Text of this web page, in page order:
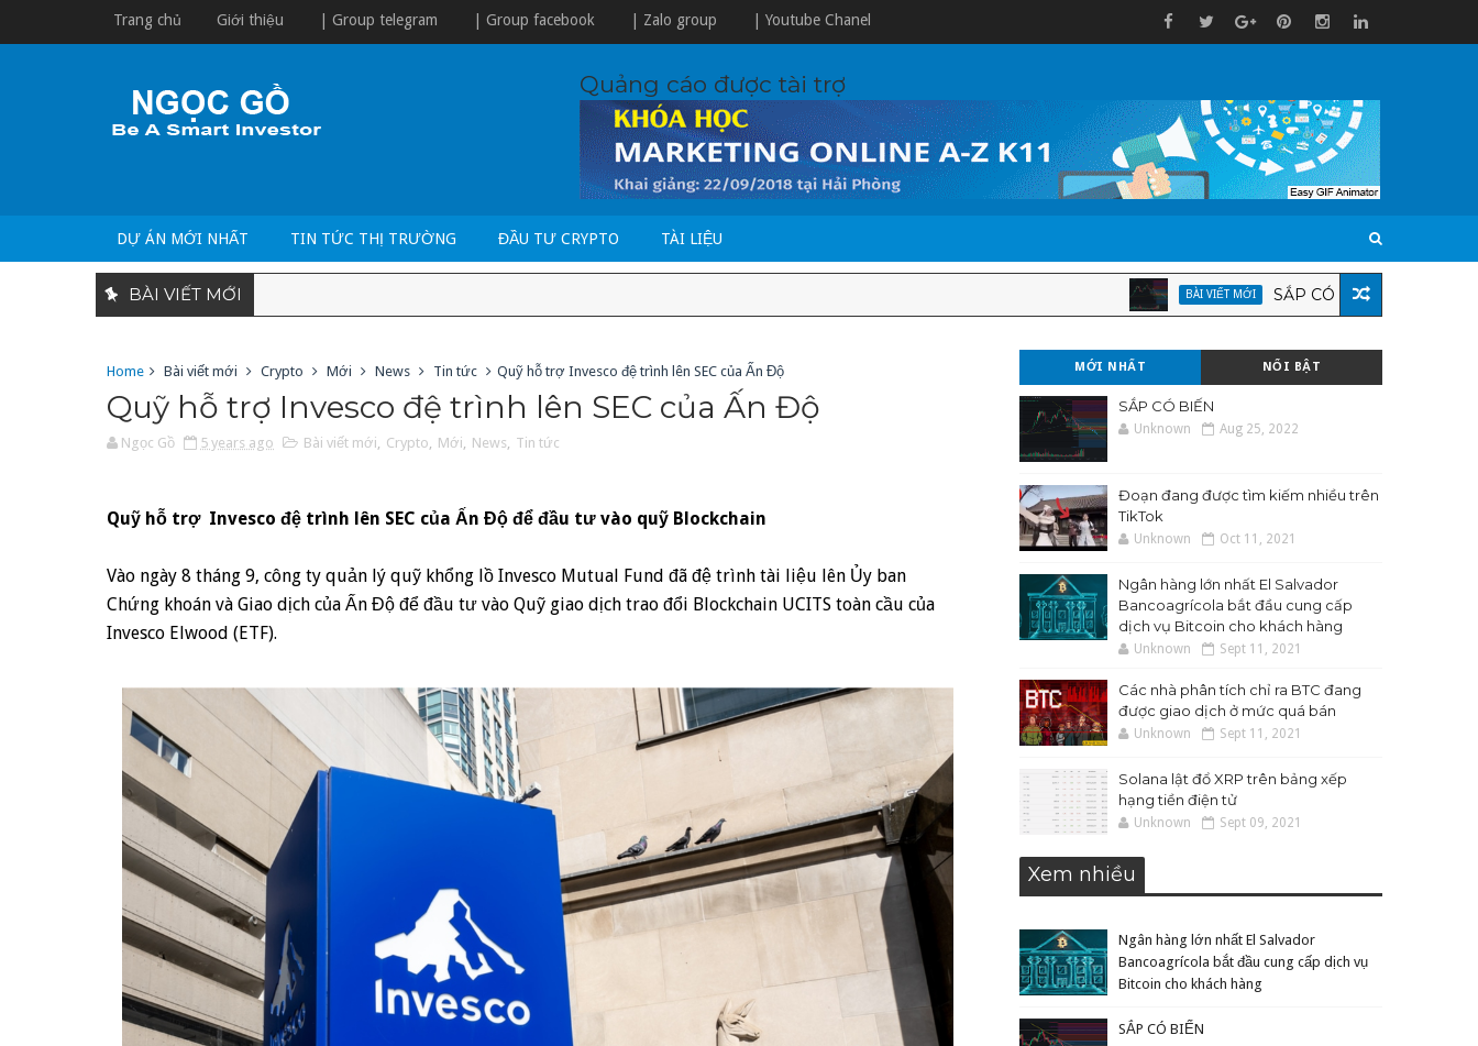
Trang chủ Giới thiệu | Group telegram | Group facebook | Zalo group | Youtube Chanel
Quảng cáo được tài trợ
DỰ ÁN MỚI NHẤT TIN TỨC THỊ TRƯỜNG ĐẦU TƯ CRYPTO TÀI LIỆU
BÀI VIẾT MỚI BÀI VIẾT MỚI SẮP CÓ BIẾN
Home Bài viết mới Crypto Mới News Tin tức Quỹ hỗ trợ Invesco đệ trình lên SEC của Ấn Độ
Quỹ hỗ trợ Invesco đệ trình lên SEC của Ấn Độ
Ngọc Gồ 5 years ago Bài viết mới, Crypto, Mới, News, Tin tức
Quỹ hỗ trợ Invesco đệ trình lên SEC của Ấn Độ để đầu tư vào quỹ Blockchain
Vào ngày 8 tháng 9, công ty quản lý quỹ khổng lồ Invesco Mutual Fund đã đệ trình tài liệu lên Ủy ban
Chứng khoán và Giao dịch của Ấn Độ để đầu tư vào Quỹ giao dịch trao đổi Blockchain UCITS toàn cầu của
Invesco Elwood (ETF).
MỚI NHẤT NỔI BẬT
SẮP CÓ BIẾN
Unknown Aug 25, 2022
Đoạn đang được tìm kiếm nhiều trên
TikTok
Unknown Oct 11, 2021
Ngân hàng lớn nhất El Salvador
Bancoagrícola bắt đầu cung cấp
dịch vụ Bitcoin cho khách hàng
Unknown Sept 11, 2021
Các nhà phân tích chỉ ra BTC đang
được giao dịch ở mức quá bán
Unknown Sept 11, 2021
Solana lật đổ XRP trên bảng xếp
hạng tiền điện tử
Unknown Sept 09, 2021
Xem nhiều
Ngân hàng lớn nhất El Salvador
Bancoagrícola bắt đầu cung cấp dịch vụ
Bitcoin cho khách hàng
SẮP CÓ BIẾN